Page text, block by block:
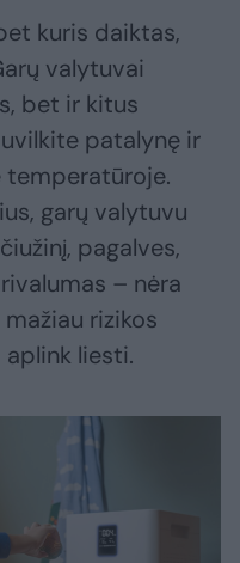
kuris daiktas,
valytuvai
bet ir kitus
patalynę ir
temperatūroje.
garų valytuvu
pagalves,
– nėra
rizikos
liesti.